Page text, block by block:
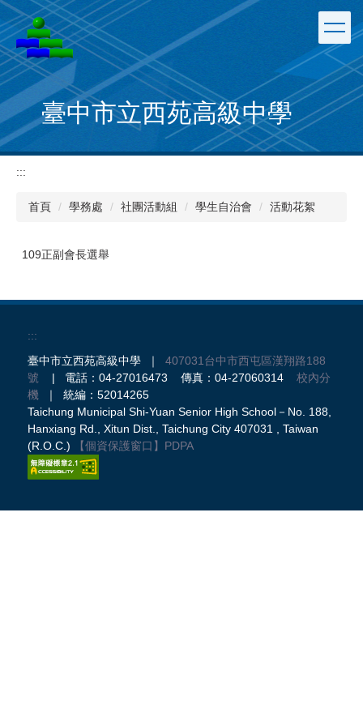
跳
到
主
要
內
容
區
臺中市立西苑高級中學
:::
首頁 學務處 社團活動組 學生自治會 活動花絮
109正副會長選舉
:::
臺中市立西苑高級中學 ｜ 407031台中市西屯區漢翔路188
號 | 電話：04-27016473 傳真：04-27060314 校內分
機 ｜ 統編：52014265
Taichung Municipal Shi-Yuan Senior High School－No. 188,
Hanxiang Rd., Xitun Dist., Taichung City 407031 , Taiwan
(R.O.C.)
【個資保護窗口】 PDPA